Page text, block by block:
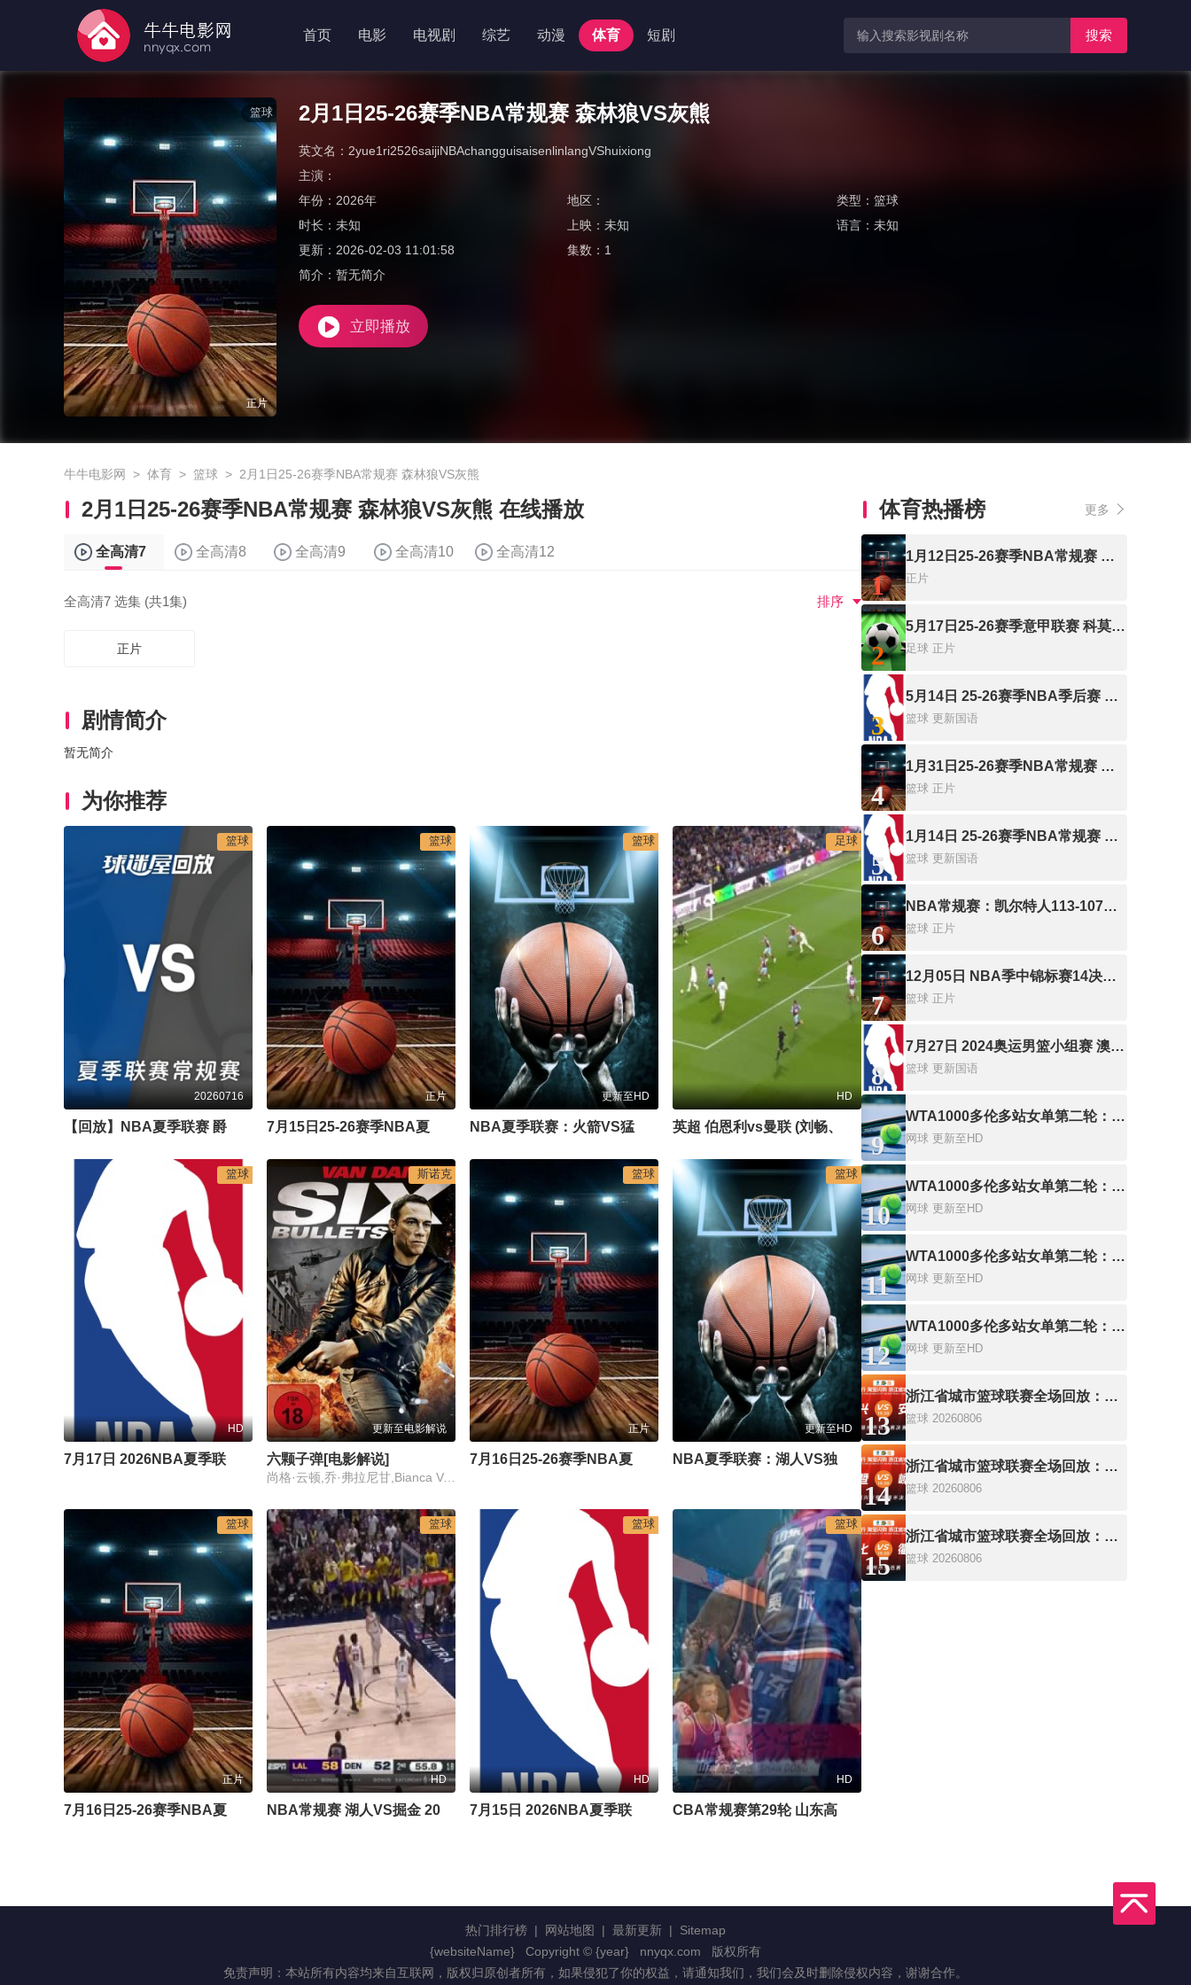
首页 电影 电视剧 综艺 动漫 体育 短剧 搜索
篮球
正片
2月1日25-26赛季NBA常规赛 森林狼VS灰熊
英文名： 2yue1ri2526saijiNBAchangguisaisenlinlangVShuixiong
主演：
年份： 2026年 地区： 类型： 篮球
时长： 未知 上映：未知 语言： 未知
更新： 2026-02-03 11:01:58 集数： 1
简介： 暂无简介
立即播放
牛牛电影网 > 体育 > 篮球 > 2月1日25-26赛季NBA常规赛 森林狼VS灰熊
2月1日25-26赛季NBA常规赛 森林狼VS灰熊 在线播放
全高清7 全高清8 全高清9 全高清10 全高清12
全高清7 选集 (共1集) 排序
正片
剧情简介
暂无简介
为你推荐
篮球
20260716
篮球
正片
篮球
更新至HD
足球
HD
篮球
HD
斯诺克
更新至电影解说
六颗子弹[电影解说]
尚格·云顿,乔·弗拉尼甘,Bianca Van Varenberg,Anna-Louise Plowman,Kristopher Van Varenberg
篮球
正片
篮球
更新至HD
篮球
正片
篮球
HD
篮球
HD
篮球
HD
体育热播榜 更多
1
1月12日25-26赛季NBA常规赛 老鹰VS勇士
正片
2
5月17日25-26赛季意甲联赛 科莫VS帕尔马
足球 正片
3
5月14日 25-26赛季NBA季后赛 骑士VS活塞
篮球 更新国语
4
1月31日25-26赛季NBA常规赛 快船VS倔金
篮球 正片
5
1月14日 25-26赛季NBA常规赛 森林狼VS雄鹿
篮球 更新国语
6
NBA常规赛：凯尔特人113-107雄鹿
篮球 正片
7
12月05日 NBA季中锦标赛14决赛 鹈鹕vs国王
篮球 正片
8
7月27日 2024奥运男篮小组赛 澳大利亚VS西班牙
篮球 更新国语
9
WTA1000多伦多站女单第二轮：帕克斯VS伊埃拉
网球 更新至HD
10
WTA1000多伦多站女单第二轮：扎拉祖阿VS费尔南德斯
网球 更新至HD
11
WTA1000多伦多站女单第二轮：戴伊VS高芙
网球 更新至HD
12
WTA1000多伦多站女单第二轮：卡萨金娜VS莱巴金娜
网球 更新至HD
13
浙江省城市篮球联赛全场回放：长兴VS安吉
篮球 20260806
14
浙江省城市篮球联赛全场回放：诸暨VS嵊州
篮球 20260806
15
浙江省城市篮球联赛全场回放：开化VS衢江
篮球 20260806
热门排行榜 | 网站地图 | 最新更新 |
Sitemap
{websiteName}
Copyright © {year} nnyqx.com
版权所有
免责声明：本站所有内容均来自互联网，版权归原创者所有，如果侵犯了你的权益，请通知我们，我们会及时删除侵权内容，谢谢合作。